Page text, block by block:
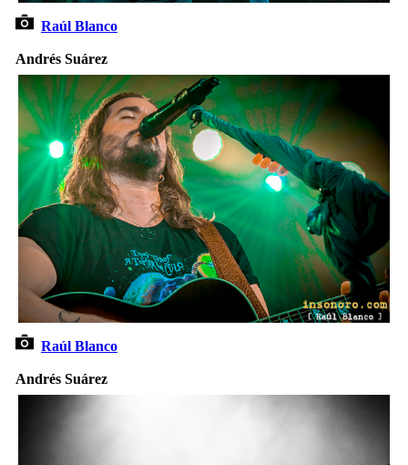
Raúl Blanco
Andrés Suárez
Raúl Blanco
Andrés Suárez